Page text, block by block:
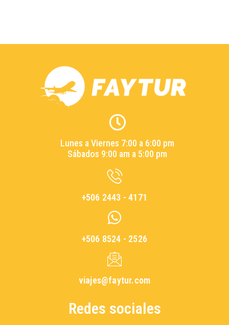
Lunes a Viernes 7:00 a 6:00 pm
Sábados 9:00 am a 5:00 pm
+506 2443 - 4171
+506 8524 - 2526
viajes@faytur.com
Redes sociales